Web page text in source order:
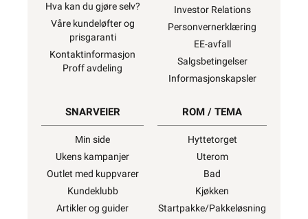
Hva kan du gjøre selv?
Våre kundeløfter og
prisgaranti
Kontaktinformasjon
Proff avdeling
Investor Relations
Personvernerklæring
EE-avfall
Salgsbetingelser
Informasjonskapsler
SNARVEIER
Min side
Ukens kampanjer
Outlet med kuppvarer
Kundeklubb
Artikler og guider
ROM / TEMA
Hyttetorget
Uterom
Bad
Kjøkken
Startpakke/Pakkeløsning